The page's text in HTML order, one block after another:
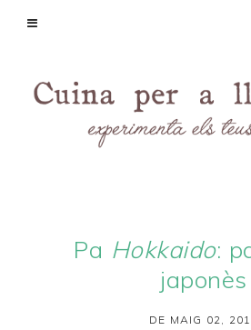
Pa Hokkaido:
japonès
DE MAIG 02,